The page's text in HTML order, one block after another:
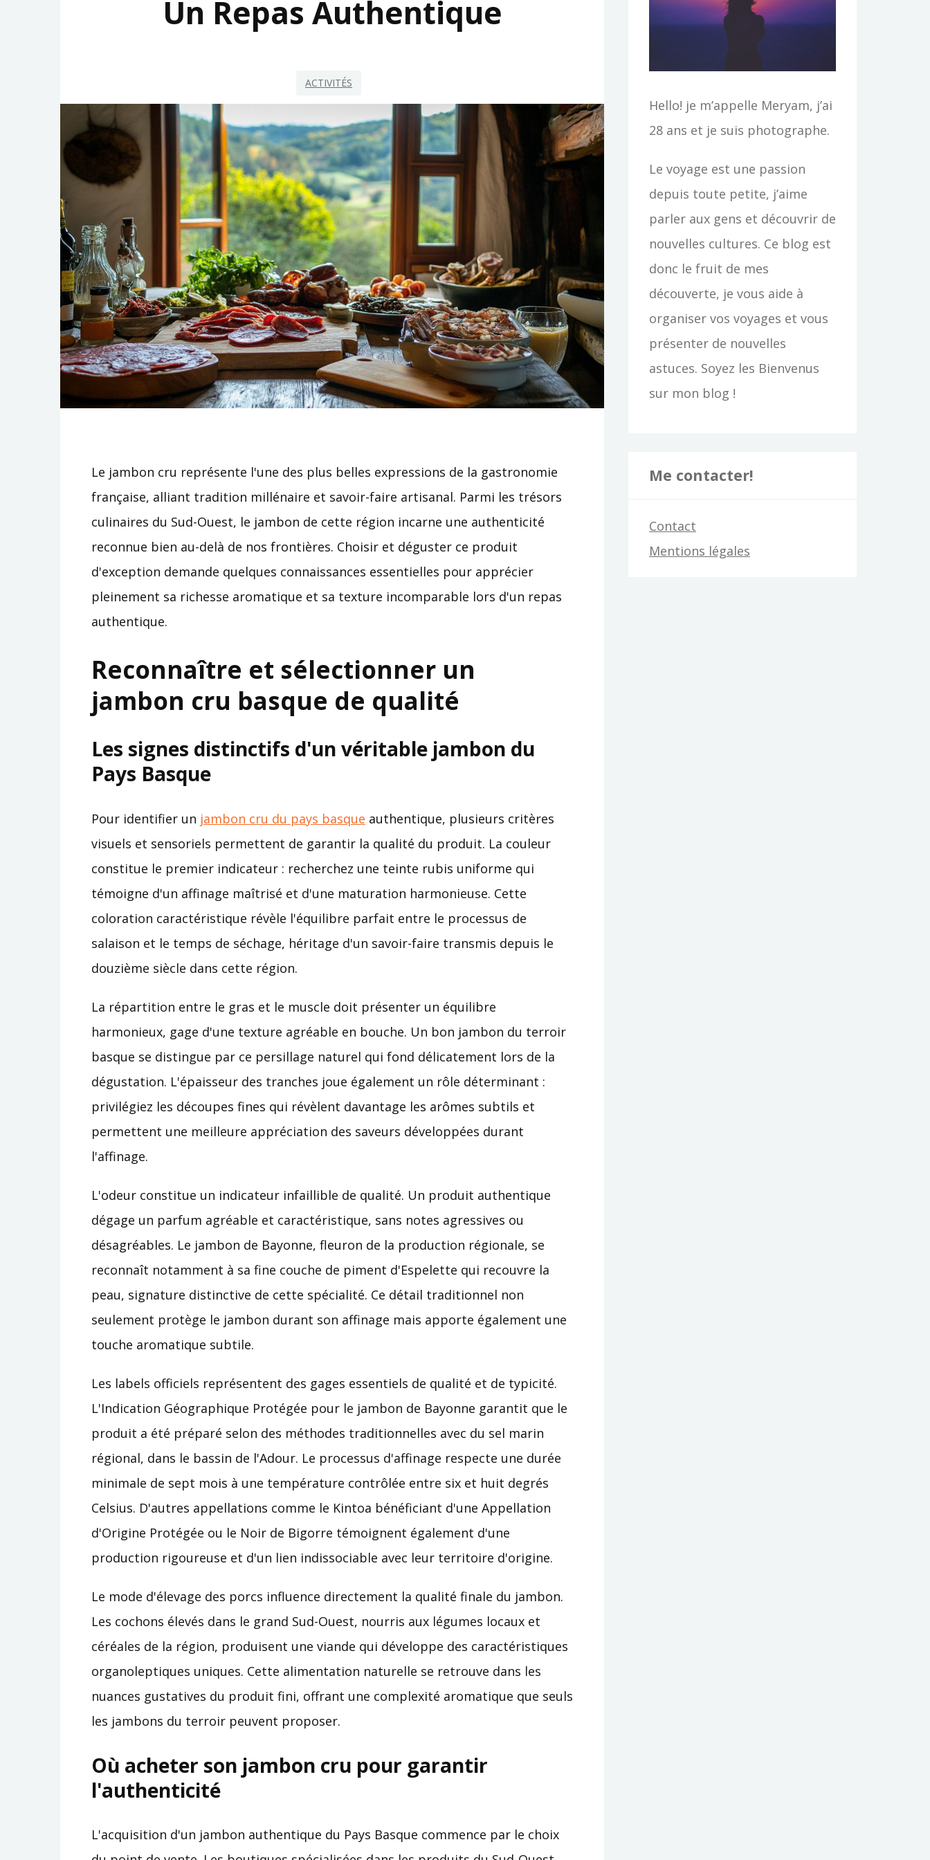
Un Repas Authentique
ACTIVITÉS
Le jambon cru représente l'une des plus belles expressions de la gastronomie
française, alliant tradition millénaire et savoir-faire artisanal. Parmi les trésors
culinaires du Sud-Ouest, le jambon de cette région incarne une authenticité
reconnue bien au-delà de nos frontières. Choisir et déguster ce produit
d'exception demande quelques connaissances essentielles pour apprécier
pleinement sa richesse aromatique et sa texture incomparable lors d'un repas
authentique.
Reconnaître et sélectionner un
jambon cru basque de qualité
Les signes distinctifs d'un véritable jambon du
Pays Basque
Pour identifier un jambon cru du pays basque authentique, plusieurs critères
visuels et sensoriels permettent de garantir la qualité du produit. La couleur
constitue le premier indicateur : recherchez une teinte rubis uniforme qui
témoigne d'un affinage maîtrisé et d'une maturation harmonieuse. Cette
coloration caractéristique révèle l'équilibre parfait entre le processus de
salaison et le temps de séchage, héritage d'un savoir-faire transmis depuis le
douzième siècle dans cette région.
La répartition entre le gras et le muscle doit présenter un équilibre
harmonieux, gage d'une texture agréable en bouche. Un bon jambon du terroir
basque se distingue par ce persillage naturel qui fond délicatement lors de la
dégustation. L'épaisseur des tranches joue également un rôle déterminant :
privilégiez les découpes fines qui révèlent davantage les arômes subtils et
permettent une meilleure appréciation des saveurs développées durant
l'affinage.
L'odeur constitue un indicateur infaillible de qualité. Un produit authentique
dégage un parfum agréable et caractéristique, sans notes agressives ou
désagréables. Le jambon de Bayonne, fleuron de la production régionale, se
reconnaît notamment à sa fine couche de piment d'Espelette qui recouvre la
peau, signature distinctive de cette spécialité. Ce détail traditionnel non
seulement protège le jambon durant son affinage mais apporte également une
touche aromatique subtile.
Les labels officiels représentent des gages essentiels de qualité et de typicité.
L'Indication Géographique Protégée pour le jambon de Bayonne garantit que le
produit a été préparé selon des méthodes traditionnelles avec du sel marin
régional, dans le bassin de l'Adour. Le processus d'affinage respecte une durée
minimale de sept mois à une température contrôlée entre six et huit degrés
Celsius. D'autres appellations comme le Kintoa bénéficiant d'une Appellation
d'Origine Protégée ou le Noir de Bigorre témoignent également d'une
production rigoureuse et d'un lien indissociable avec leur territoire d'origine.
Le mode d'élevage des porcs influence directement la qualité finale du jambon.
Les cochons élevés dans le grand Sud-Ouest, nourris aux légumes locaux et
céréales de la région, produisent une viande qui développe des caractéristiques
organoleptiques uniques. Cette alimentation naturelle se retrouve dans les
nuances gustatives du produit fini, offrant une complexité aromatique que seuls
les jambons du terroir peuvent proposer.
Où acheter son jambon cru pour garantir
l'authenticité
L'acquisition d'un jambon authentique du Pays Basque commence par le choix
:
Hello! je m’appelle Meryam, j’ai
28 ans et je suis photographe.
Le voyage est une passion
depuis toute petite, j’aime
parler aux gens et découvrir de
nouvelles cultures. Ce blog est
donc le fruit de mes
découverte, je vous aide à
organiser vos voyages et vous
présenter de nouvelles
astuces. Soyez les Bienvenus
sur mon blog !
Me contacter!
Contact
Mentions légales